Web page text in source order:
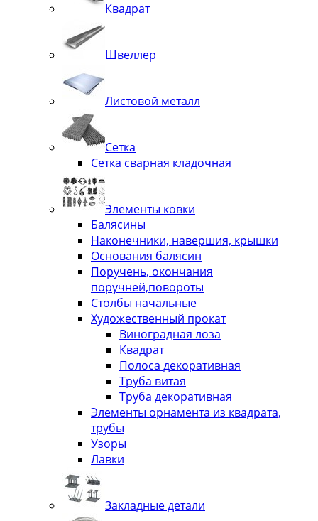
Квадрат
Швеллер
Листовой металл
Сетка
Сетка сварная кладочная
Элементы ковки
Балясины
Наконечники, навершия, крышки
Основания балясин
Поручень, окончания
поручней,повороты
Столбы начальные
Художественный прокат
Виноградная лоза
Квадрат
Полоса декоративная
Труба витая
Труба декоративная
Элементы орнамента из квадрата,
трубы
Узоры
Лавки
Закладные детали